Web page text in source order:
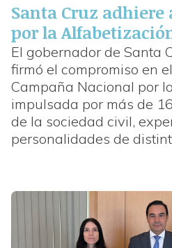
Santa Cruz
por la
El gobernador de Santa
firmó el compromiso en
Campaña Nacional por
impulsada por más de
de la sociedad civil,
personalidades de